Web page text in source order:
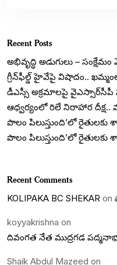
Recent Posts
అభివృద్ధి అడుగులు – సంక్షేమం
గ్రీన్‌ఫీల్డ్ హైవేపై విషాదం..
డీఎస్సీ అక్రమాలపై వైఎస్సార్‌సీపీ
ఆధ్వర్యంలో రిలే నిరాహార
పొలం పిలుస్తుంది’లో రైతులకు
పొలం పిలుస్తుంది’లో రైతులకు
Recent Comments
KOLIPAKA BC SHEKAR on
koyyakrishna on
దివంగత నేత ముద్రగడ
Shaik Abdul Mazeed on